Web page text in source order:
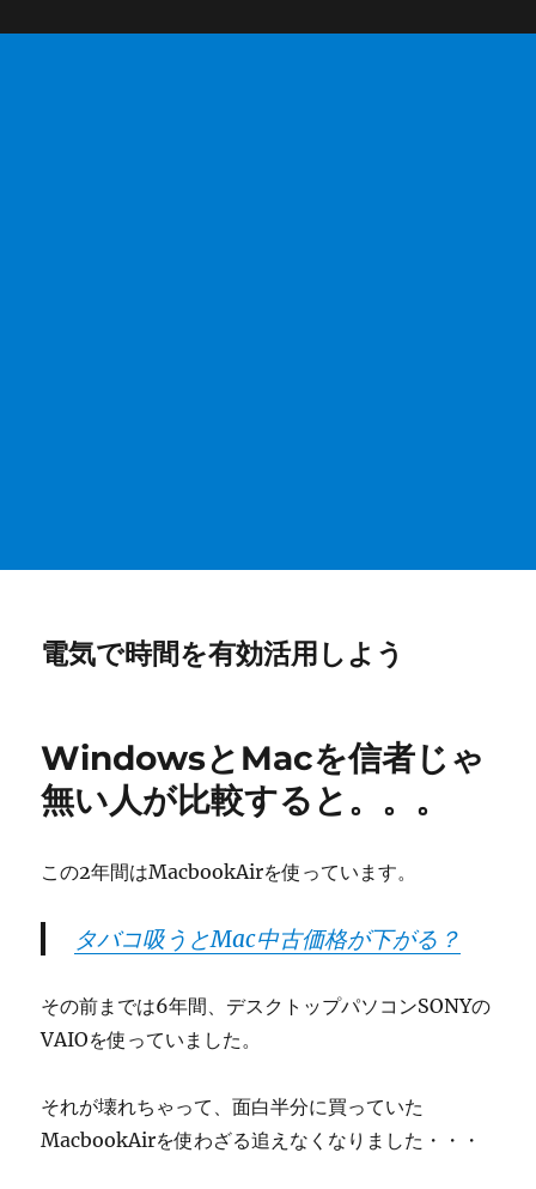
電気で時間を有効活用しよう
WindowsとMacを信者じゃ
無い人が比較すると。。。
この2年間はMacbookAirを使っています。
タバコ吸うとMac中古価格が下がる？
その前までは6年間、デスクトップパソコンSONYの
VAIOを使っていました。
それが壊れちゃって、面白半分に買っていた
MacbookAirを使わざる追えなくなりました・・・